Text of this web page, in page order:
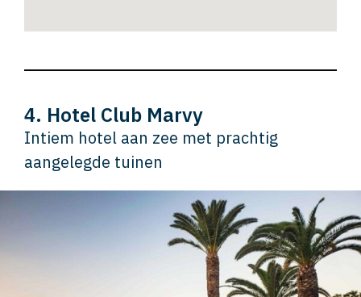
4. Hotel Club Marvy
Intiem hotel aan zee met prachtig
aangelegde tuinen